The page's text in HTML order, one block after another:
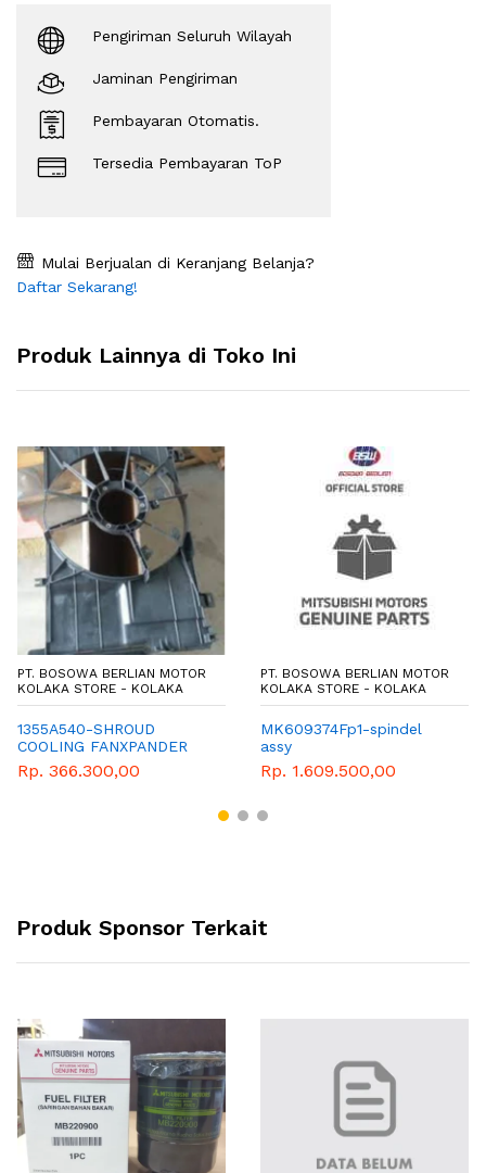
Pengiriman Seluruh Wilayah
Jaminan Pengiriman
Pembayaran Otomatis.
Tersedia Pembayaran ToP
Mulai Berjualan di Keranjang Belanja?
Daftar Sekarang!
Produk Lainnya di Toko Ini
PT. BOSOWA BERLIAN MOTOR
KOLAKA STORE - KOLAKA
1355A540-SHROUD
COOLING FANXPANDER
Rp. 366.300,00
PT. BOSOWA BERLIAN MOTOR
KOLAKA STORE - KOLAKA
MK609374Fp1-spindel
assy
Rp. 1.609.500,00
Produk Sponsor Terkait